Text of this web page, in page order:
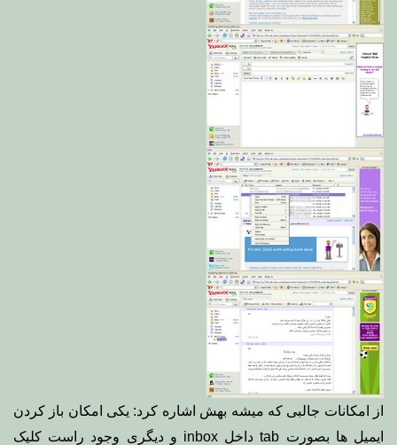
از امکانات جالبی که میشه بهش اشاره کرد: یکی امکان باز کردن
ایمیل ها بصورت tab داخل inbox و دیگری وجود راست کلیک